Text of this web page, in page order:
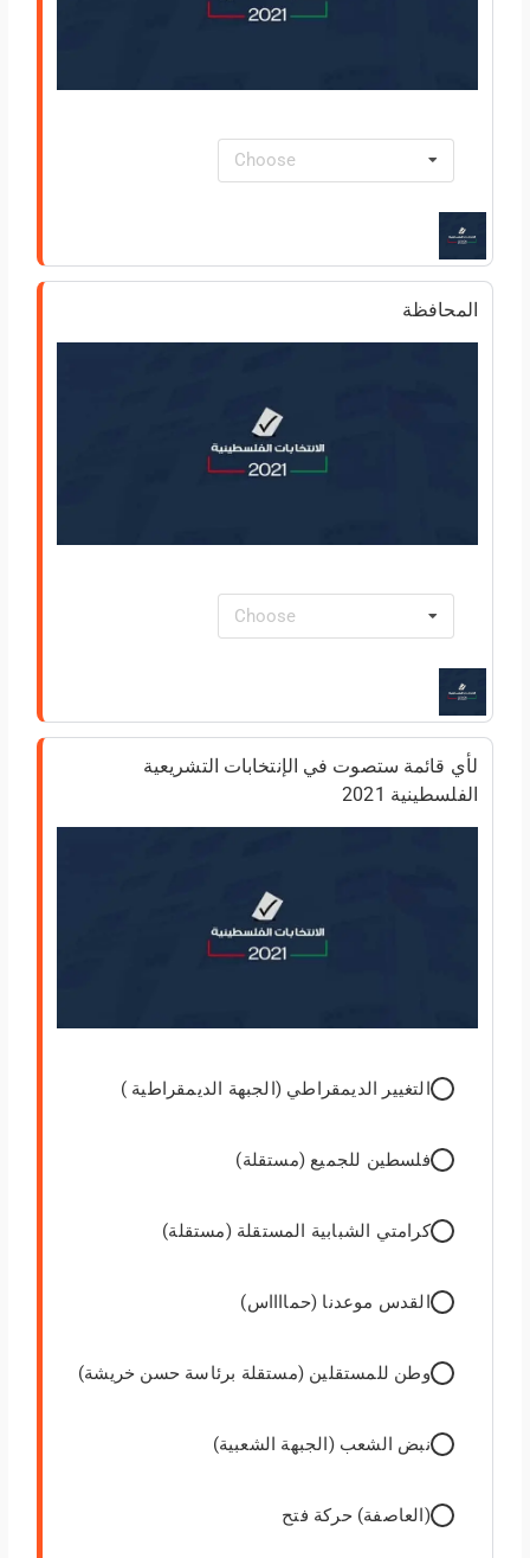
Choose
المحافظة
Choose
لأي قائمة ستصوت في الإنتخابات التشريعية
الفلسطينية 2021
التغيير الديمقراطي (الجبهة الديمقراطية )
فلسطين للجميع (مستقلة)
كرامتي الشبابية المستقلة (مستقلة)
القدس موعدنا (حمااااس)
وطن للمستقلين (مستقلة برئاسة حسن خريشة)
نبض الشعب (الجبهة الشعبية)
(العاصفة) حركة فتح